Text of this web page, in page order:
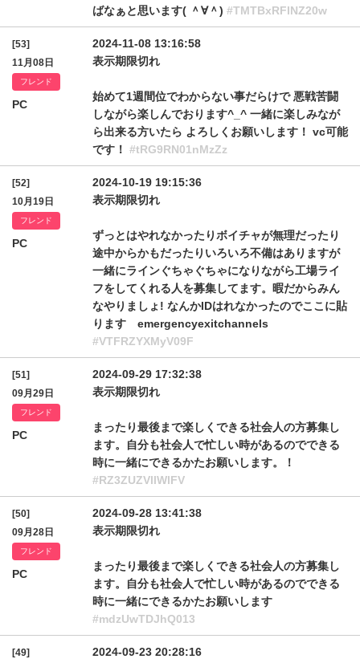
ばなぁと思います( ＾∀＾) #TMTBxRFlNZ20w
[53]
11月08日
フレンド
PC
2024-11-08 13:16:58
表示期限切れ
始めて1週間位でわからない事だらけで 悪戦苦闘
しながら楽しんでおります^_^ 一緒に楽しみなが
ら出来る方いたら よろしくお願いします！ vc可能
です！ #tRG9RN01nMzZz
[52]
10月19日
フレンド
PC
2024-10-19 19:15:36
表示期限切れ
ずっとはやれなかったりボイチャが無理だったり
途中からかもだったりいろいろ不備はありますが
一緒にラインぐちゃぐちゃになりながら工場ライ
フをしてくれる人を募集してます。暇だからみん
なやりましょ! なんかIDはれなかったのでここに貼
ります emergencyexitchannels
#VTFRZYXMyV09F
[51]
09月29日
フレンド
PC
2024-09-29 17:32:38
表示期限切れ
まったり最後まで楽しくできる社会人の方募集し
ます。自分も社会人で忙しい時があるのでできる
時に一緒にできるかたお願いします。！
#RZ3ZUZVllWlFV
[50]
09月28日
フレンド
PC
2024-09-28 13:41:38
表示期限切れ
まったり最後まで楽しくできる社会人の方募集し
ます。自分も社会人で忙しい時があるのでできる
時に一緒にできるかたお願いします
#mdzUwTDJhQ013
[49]
2024-09-23 20:28:16